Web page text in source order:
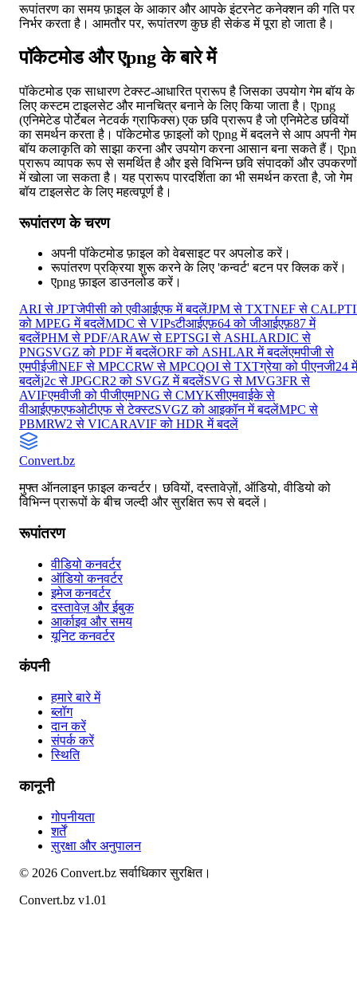
रूपांतरण का समय फ़ाइल के आकार और आपके इंटरनेट कनेक्शन की गति पर
निर्भर करता है। आमतौर पर, रूपांतरण कुछ ही सेकंड में पूरा हो जाता है।
पॉकेटमोड और एpng के बारे में
पॉकेटमोड एक साधारण टेक्स्ट-आधारित प्रारूप है जिसका उपयोग गेम बॉय के
लिए कस्टम टाइलसेट और मानचित्र बनाने के लिए किया जाता है। एpng
(एनिमेटेड पोर्टेबल नेटवर्क ग्राफिक्स) एक छवि प्रारूप है जो एनिमेटेड छवियों
का समर्थन करता है। पॉकेटमोड फ़ाइलों को एpng में बदलने से आप अपनी गेम
बॉय कलाकृति को साझा करना और उपयोग करना आसान बना सकते हैं।
प्रारूप व्यापक रूप से समर्थित है और इसे विभिन्न छवि संपादकों और उपकरणों
में खोला जा सकता है। यह प्रारूप पारदर्शिता का भी समर्थन करता है, जो गेम
बॉय टाइलसेट के लिए महत्वपूर्ण है।
रूपांतरण के चरण
अपनी पॉकेटमोड फ़ाइल को वेबसाइट पर अपलोड करें।
रूपांतरण प्रक्रिया शुरू करने के लिए 'कन्वर्ट' बटन पर क्लिक करें।
एpng फ़ाइल डाउनलोड करें।
ARI से JPTजेपीसी को एवीआईएफ में बदलेंJPM से TXTNEF से CAL
को MPEG में बदलेंMDC से VIPsटीआईएफ़64 को जीआईएफ़87 में
बदलेंPHM से PDF/ARAW से EPTSGI से ASHLARDIC से
PNGSVGZ को PDF में बदलेंORF को ASHLAR में बदलेंएमपीजी से
एमपीईजीNEF से MPCCRW से MPCQOI से TXTग्रेया को पीएनजी24 में
बदलेंj2c से JPGCR2 को SVGZ में बदलेंSVG से MVG3FR से
AVIFएमवीजी को पीजीएमPNG से CMYKसीएमवाईके से
वीआईएफएफओटीएफ से टेक्स्टSVGZ को आइकॉन में बदलेंMPC से
PBMRW2 से VICARAVIF को HDR में बदलें
Convert.bz
मुफ्त ऑनलाइन फ़ाइल कन्वर्टर। छवियों, दस्तावेज़ों, ऑडियो, वीडियो को
विभिन्न प्रारूपों के बीच जल्दी और सुरक्षित रूप से बदलें।
रूपांतरण
वीडियो कनवर्टर
ऑडियो कनवर्टर
इमेज कनवर्टर
दस्तावेज़ और ईबुक
आर्काइव और समय
यूनिट कनवर्टर
कंपनी
हमारे बारे में
ब्लॉग
दान करें
संपर्क करें
स्थिति
कानूनी
गोपनीयता
शर्तें
सुरक्षा और अनुपालन
© 2026 Convert.bzसर्वाधिकार सुरक्षित।
Convert.bz v1.01